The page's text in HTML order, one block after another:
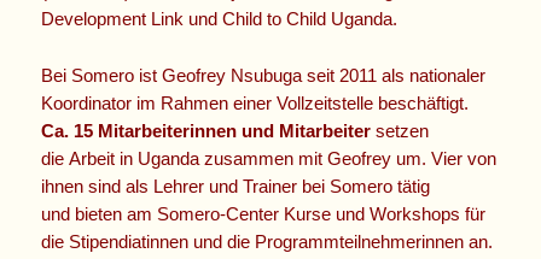
Development Link und Child to Child Uganda.
Bei Somero ist Geofrey Nsubuga seit 2011 als nationaler
Koordinator im Rahmen einer Vollzeitstelle beschäftigt.
Ca. 15 Mitarbeiterinnen und Mitarbeiter setzen
die Arbeit in Uganda zusammen mit Geofrey um. Vier von
ihnen sind als Lehrer und Trainer bei Somero tätig
und bieten am Somero-Center Kurse und Workshops für
die Stipendiatinnen und die Programmteilnehmerinnen an.